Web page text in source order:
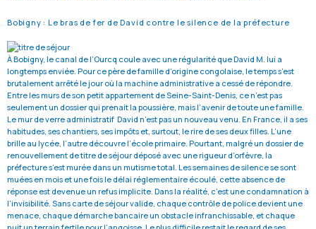
Bobigny : Le bras de fer de David contre le silence de la préfecture
À Bobigny, le canal de l’Ourcq coule avec une régularité que David M. lui a
longtemps enviée. Pour ce père de famille d’origine congolaise, le temps s’est
brutalement arrêté le jour où la machine administrative a cessé de répondre.
Entre les murs de son petit appartement de Seine-Saint-Denis, ce n’est pas
seulement un dossier qui prenait la poussière, mais l’avenir de toute une famille.
Le mur de verre administratif David n’est pas un nouveau venu. En France, il a ses
habitudes, ses chantiers, ses impôts et, surtout, le rire de ses deux filles. L’une
brille au lycée, l’autre découvre l’école primaire. Pourtant, malgré un dossier de
renouvellement de titre de séjour déposé avec une rigueur d’orfèvre, la
préfecture s’est murée dans un mutisme total. Les semaines de silence se sont
muées en mois et une fois le délai réglementaire écoulé, cette absence de
réponse est devenue un refus implicite. Dans la réalité, c’est une condamnation à
l’invisibilité. Sans carte de séjour valide, chaque contrôle de police devient une
menace, chaque démarche bancaire un obstacle infranchissable, et chaque